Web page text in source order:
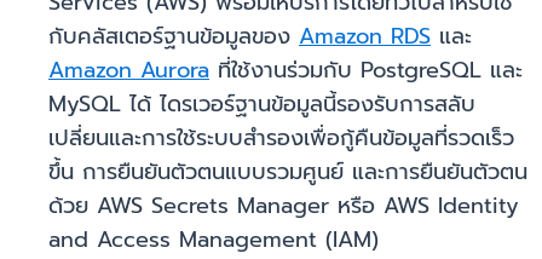
กับคลัสเตอร์ฐานข้อมูลของ Amazon RDS และ
Amazon Aurora ที่ใช้งานร่วมกับ PostgreSQL และ
MySQL ได้ ไดรเวอร์ฐานข้อมูลนี้รองรับการสลับ
เปลี่ยนและการใช้ระบบสำรองเพื่อกู้คืนข้อมูลที่รวดเร็ว
ขึ้น การยืนยันตัวตนแบบรวมศูนย์ และการยืนยันตัวตน
ด้วย AWS Secrets Manager หรือ AWS Identity
and Access Management (IAM)